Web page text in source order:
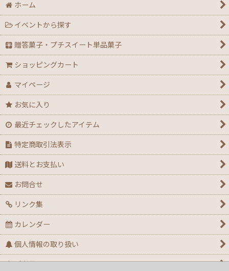
ホーム
イベントから探す
贈答菓子・プチスイート単品菓子
ショッピングカート
マイページ
お気に入り
最近チェックしたアイテム
特定商取引法表示
送料とお支払い
お問合せ
リンク集
カレンダー
個人情報の取り扱い
ご利用ガイド